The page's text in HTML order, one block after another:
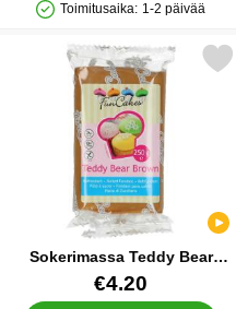
Saatavuus: Varastossa
Toimitusaika: 1-2 päivää
Sokerimassa Teddy Bear
Brown 250 g
Tuote.nro 16927
€4.20
sokerimassa Teddy